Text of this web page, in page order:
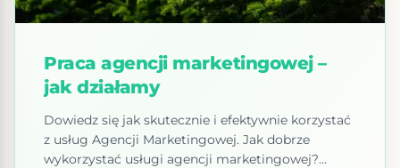
Praca agencji marketingowej –
jak działamy
Dowiedz się jak skutecznie i efektywnie korzystać
z usług Agencji Marketingowej. Jak dobrze
wykorzystać usługi agencji marketingowej?